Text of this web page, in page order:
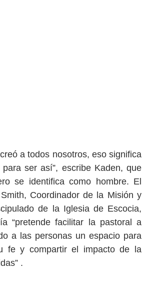
a todos nosotros, eso significa
ser así”, escribe Kaden, que
se identifica como hombre. El
Coordinador de la Misión y
de la Iglesia de Escocia,
“pretende facilitar la pastoral a
a las personas un espacio para
fe y compartir el impacto de la
.